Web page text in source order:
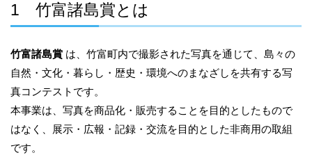
1 竹富諸島賞とは
竹富諸島賞 は、竹富町内で撮影された写真を通じて、島々の
自然・文化・暮らし・歴史・環境へのまなざしを共有する写
真コンテストです。
本事業は、写真を商品化・販売することを目的としたもので
はなく、展示・広報・記録・交流を目的とした非商用の取組
です。